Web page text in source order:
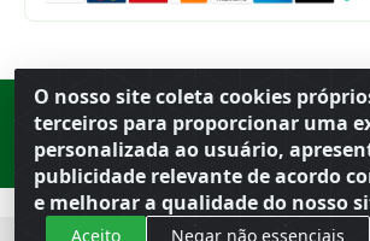
O nosso site coleta cookies
terceiros para proporcionar uma
personalizada ao usuário,
publicidade relevante de acordo
e melhorar a qualidade do nosso
Aceito Negar não essenciais
Porto
13.669-899· CNPJ 56.679.863/0001-91
© 2026 Atacado Ideal